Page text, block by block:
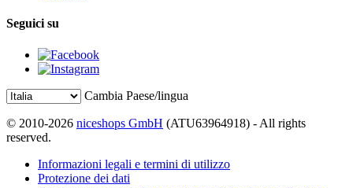
Seguici su
Cambia Paese/lingua
© 2010-2026 niceshops GmbH (ATU63964918) - All rights
reserved.
Informazioni legali e termini di utilizzo
Protezione dei dati